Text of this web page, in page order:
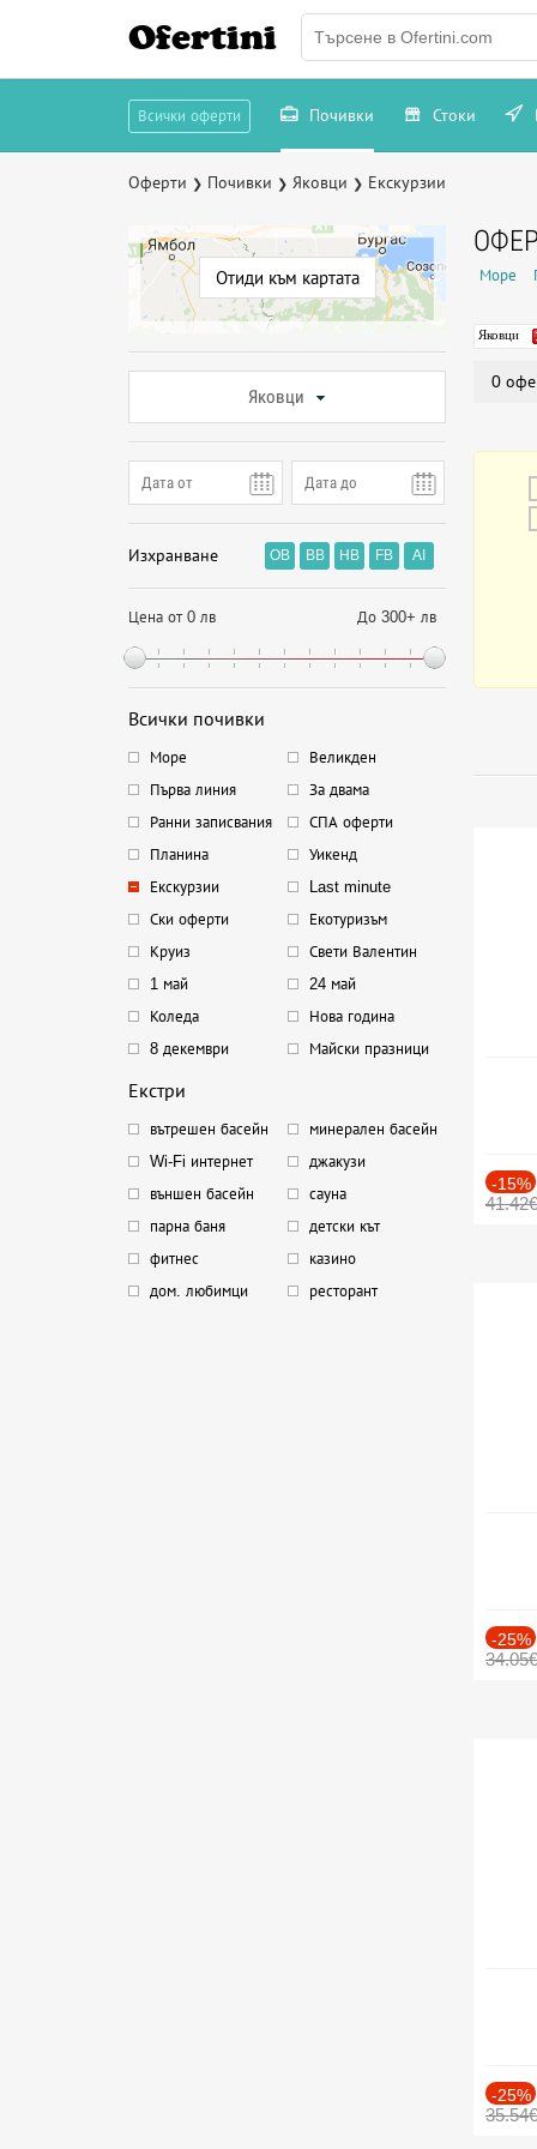
Ofertini
Всички оферти Почивки Стоки
Оферти ❯ Почивки ❯ Яковци ❯ Екскурзии
Отиди към картата
Яковци
Изхранване OB BB HB FB AI
Цена от 0 лв До 300+ лв
Всички почивки
Море
Великден
Първа линия
За двама
Ранни записвания
СПА оферти
Планина
Уикенд
Екскурзии
Last minute
Ски оферти
Екотуризъм
Круиз
Свети Валентин
1 май
24 май
Коледа
Нова година
8 декември
Майски празници
Екстри
вътрешен басейн
минерален басейн
Wi-Fi интернет
джакузи
външен басейн
сауна
парна баня
детски кът
фитнес
казино
дом. любимци
ресторант
Море
Яковци
0
-15%
41.42€
-25%
34.05€
-25%
35.54€